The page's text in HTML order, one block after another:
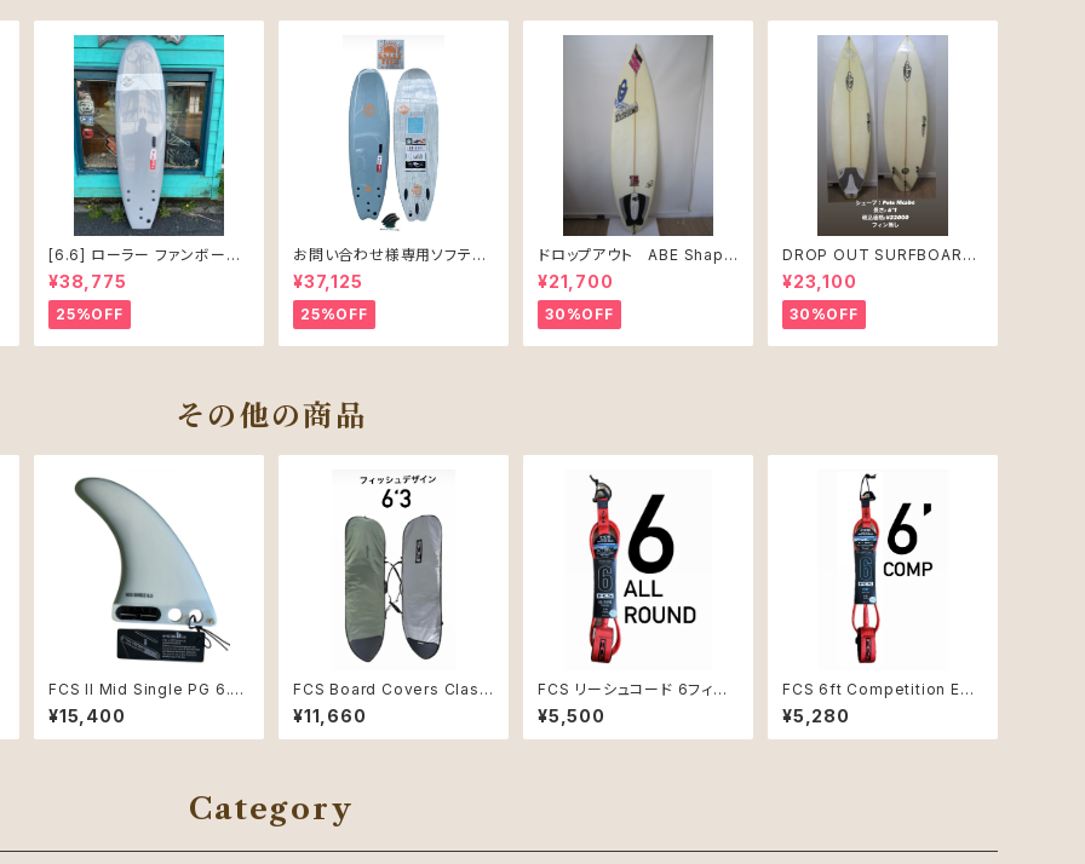
[6.6] ローラー ファンボード
ソフテック
¥38,775
25%OFF
お問い合わせ様専用ソフテッ
ク SALLY シャリー 6’6 ソフ
トボード 61L
¥37,125
25%OFF
ドロップアウト ABE Shape
PRO JUNIR MODEL モ
デル
¥21,700
30%OFF
DROP OUT SURFBOARD
シェープ：Pete Mcabe USE
D
¥23,100
30%OFF
その他の商品
FCS II Mid Single PG 6.
5" Natural/Alpine
¥15,400
FCS Board Covers Classi
c Cover Fish 6'3" Alpine
¥11,660
FCS リーシュコード 6フィー
ト ALL ROUND ESSENTIA
L レッド新品
¥5,500
FCS 6ft Competition Ess
ential Leash コードレッド
リーシュコード新品
¥5,280
Category